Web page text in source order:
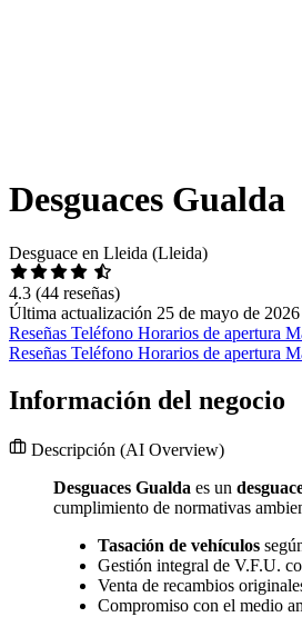
Desguaces Gualda
Desguace en Lleida (Lleida)
4.3 (44 reseñas)
Última actualización 25 de mayo de 2026
Reseñas Teléfono Horarios de apertura
Reseñas Teléfono Horarios de apertura
Información del negocio
Descripción (AI Overview)
Desguaces Gualda es un
cumplimiento de normativas
Tasación de vehículos
Gestión integral de V.F.U.
Venta de recambios
Compromiso con el medio